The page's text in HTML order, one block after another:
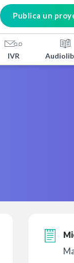
Publica un
IVR